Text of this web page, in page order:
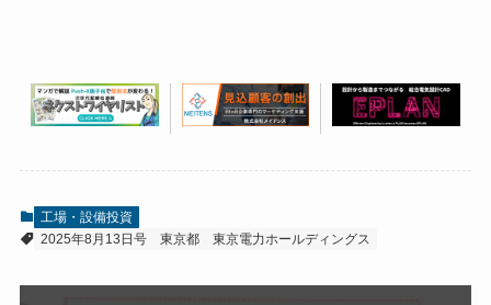
工場・設備投資
2025年8月13日号
東京都 東京電力ホールディングス